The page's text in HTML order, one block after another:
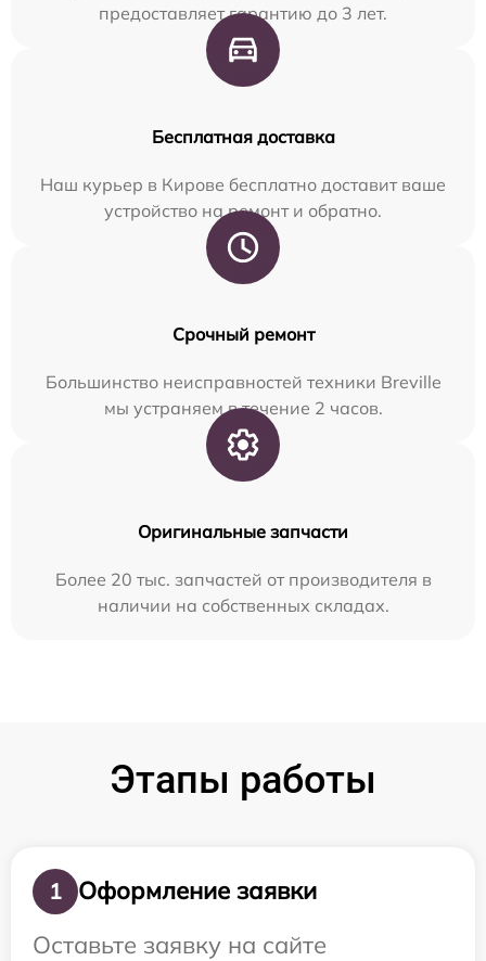
предоставляет гарантию до 3 лет.
Бесплатная доставка
Наш курьер в Кирове бесплатно доставит ваше
устройство на ремонт и обратно.
Срочный ремонт
Большинство неисправностей техники Breville
мы устраняем в течение 2 часов.
Оригинальные запчасти
Более 20 тыс. запчастей от производителя в
наличии на собственных складах.
Этапы работы
1
Оформление заявки
Оставьте заявку на сайте